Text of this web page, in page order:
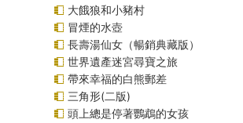
大餓狼和小豬村
冒煙的水壺
長壽湯仙女（暢銷典藏版）
世界遺產迷宮尋寶之旅
帶來幸福的白熊郵差
三角形(二版)
頭上總是停著鸚鵡的女孩